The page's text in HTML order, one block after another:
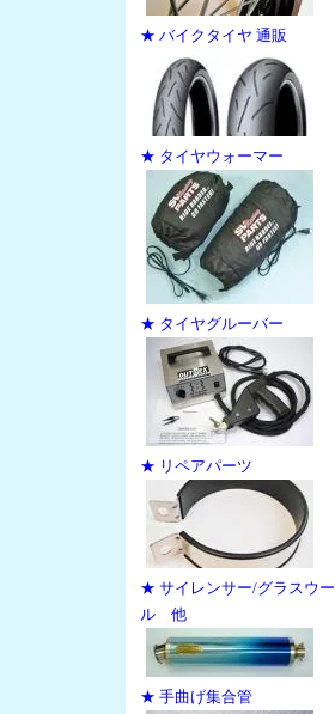
★ バイクタイヤ 通販
★ タイヤウォーマー
★ タイヤグルーバー
★ リペアパーツ
★ サイレンサー/グラスウー
ル 他
★ 手曲げ集合管